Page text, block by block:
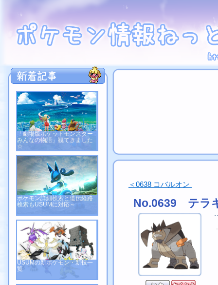
「劇場版ポケットモンスター
みんなの物語」観てきました
☆
ポケモン詳細検索と遺伝経路
検索もUSUMに対応～
USUMの新ポケモン・新技一
覧
＜0638 コバルオン
No.0639 テラ